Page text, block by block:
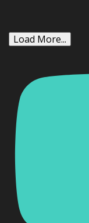
Load More...